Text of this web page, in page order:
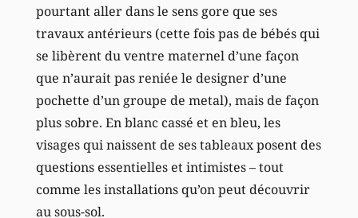
pourtant aller dans le sens gore que ses
travaux antérieurs (cette fois pas de bébés qui
se libèrent du ventre maternel d’une façon
que n’aurait pas reniée le designer d’une
pochette d’un groupe de metal), mais de façon
plus sobre. En blanc cassé et en bleu, les
visages qui naissent de ses tableaux posent des
questions essentielles et intimistes – tout
comme les installations qu’on peut découvrir
au sous-sol.